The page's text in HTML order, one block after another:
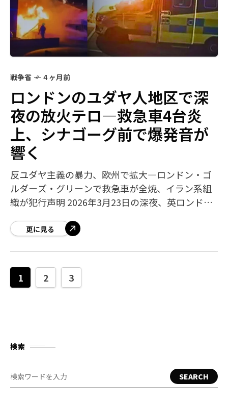
戦争省 4 ヶ月前
ロンドンのユダヤ人地区で深
夜の放火テロ―救急車4台炎
上、シナゴーグ前で爆発音が
響く
反ユダヤ主義の暴力、欧州で拡大―ロンドン・ゴ
ルダーズ・グリーンで救急車が全焼、イラン系組
織が犯行声明 2026年3月23日の深夜、英ロンドン
ユダヤ系ボランティア救急団体「ハツォ
更に見る
1 2 3
検索
SEARCH